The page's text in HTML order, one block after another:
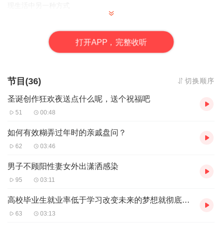
打开APP，完整收听
节目(36) 切换顺序
圣诞创作狂欢夜送点什么呢，送个祝福吧
51 00:48
如何有效糊弄过年时的亲戚盘问？
62 03:46
男子不顾阳性妻女外出潇洒感染
95 03:11
高校毕业生就业率低于学习改变未来的梦想就彻底破灭了吗？
63 03:13